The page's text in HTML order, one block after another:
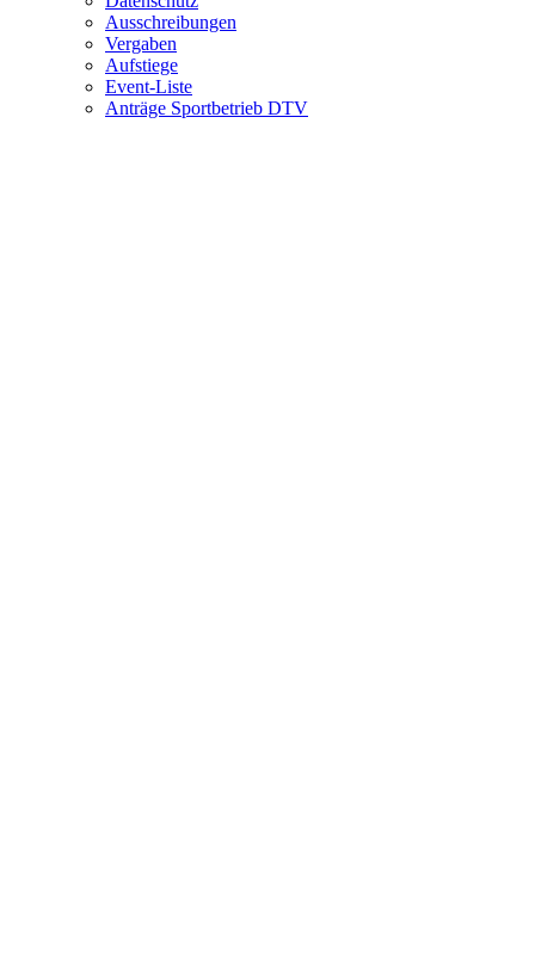
Ausschreibungen
Vergaben
Aufstiege
Event-Liste
Anträge Sportbetrieb DTV